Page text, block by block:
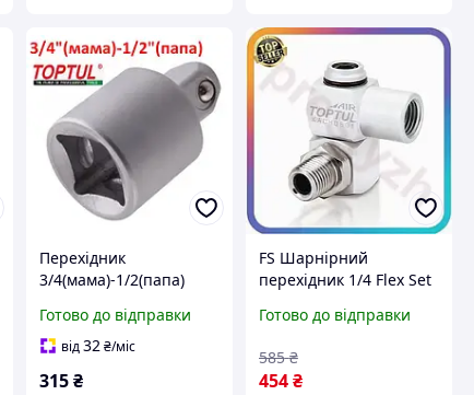
Перехідник
3/4(мама)-1/2(папа)
(Код2432)
Готово до відправки
від32 ₴/міс
315 ₴
FS Шарнірний
перехідник 1/4 Flex Set
пневмоінструменту та
адаптер SET18-F
Готово до відправки
454₴
585 ₴